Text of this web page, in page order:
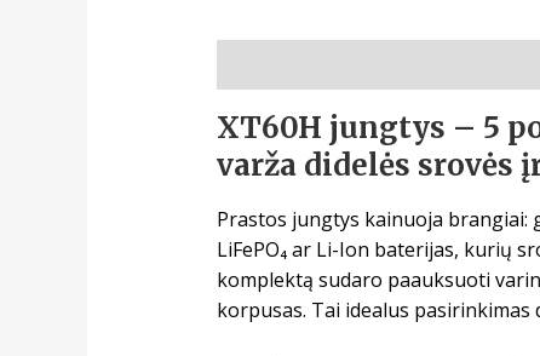
XT60H jungtys – 5
varža didelės srovės
Prastos jungtys kainuoja brangiai:
LiFePO₄ ar Li-Ion baterijas, kurių
komplektą sudaro paauksuoti
korpusas. Tai idealus